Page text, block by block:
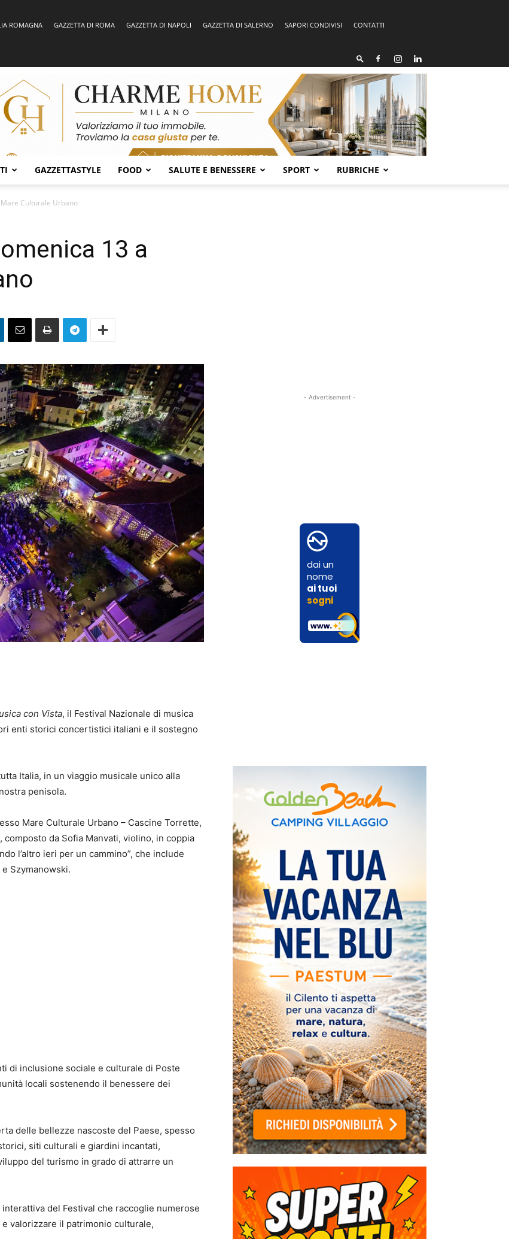
ROMAGNA GAZZETTA DI ROMA GAZZETTA DI NAPOLI GAZZETTA DI SALERNO SAPORI CONDIVISI
CONTATTI
GAZZETTASTYLE FOOD SALUTE E BENESSERE SPORT RUBRICHE
Culturale Urbano
13 a
con Vista, il Festival Nazionale di musica
enti storici concertistici italiani e il sostegno
Italia, in un viaggio musicale unico alla
penisola.
Mare Culturale Urbano – Cascine Torrette,
da Sofia Manvati, violino, in coppia
l’altro ieri per un cammino”, che include
Szymanowski.
di inclusione sociale e culturale di Poste
locali sostenendo il benessere dei
delle bellezze nascoste del Paese, spesso
siti culturali e giardini incantati,
del turismo in grado di attrarre un
del Festival che raccoglie numerose
valorizzare il patrimonio culturale,
- Advertisement -